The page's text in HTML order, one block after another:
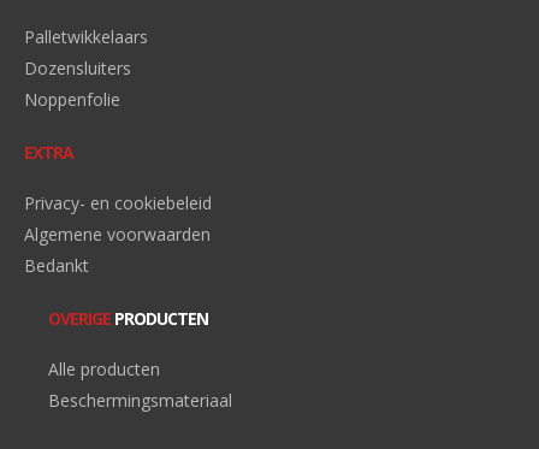
Palletwikkelaars
Dozensluiters
Noppenfolie
EXTRA
Privacy- en cookiebeleid
Algemene voorwaarden
Bedankt
OVERIGE PRODUCTEN
Alle producten
Beschermingsmateriaal